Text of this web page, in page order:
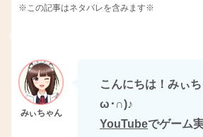
※この記事はネタバレを含みます※
こんにちは！みぃ
ω･∩)♪
YouTubeでゲーム